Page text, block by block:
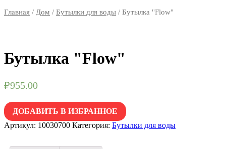
Главная / Дом / Бутылки для воды / Бутылка "Flow"
Бутылка "Flow"
₽955.00
ДОБАВИТЬ В ИЗБРАННОЕ
Артикул: 10030700 Категория: Бутылки для воды